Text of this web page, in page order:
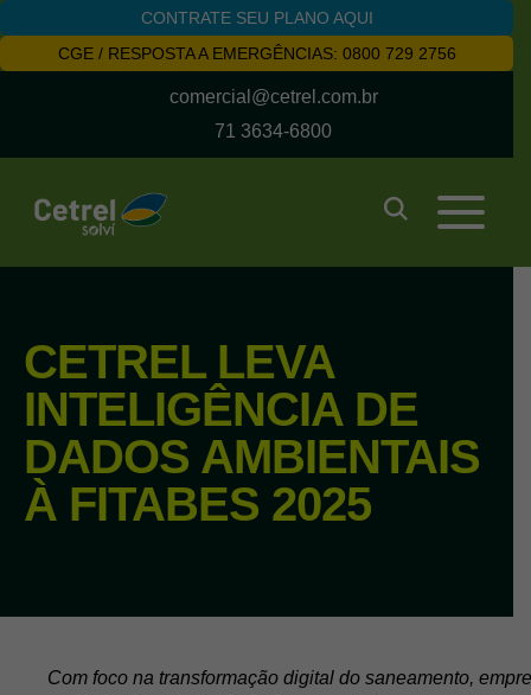
CONTRATE SEU PLANO AQUI
CGE / RESPOSTA A EMERGÊNCIAS: 0800 729 2756
comercial@cetrel.com.br
71 3634-6800
CETREL LEVA
INTELIGÊNCIA DE
DADOS AMBIENTAIS
À FITABES 2025
Com foco na transformação digital do saneamento,